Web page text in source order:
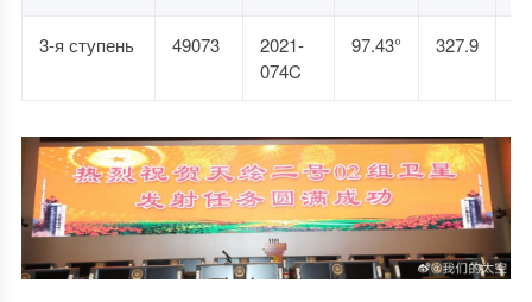
3-я ступень 49073
2021-
074C
97.43° 327.9